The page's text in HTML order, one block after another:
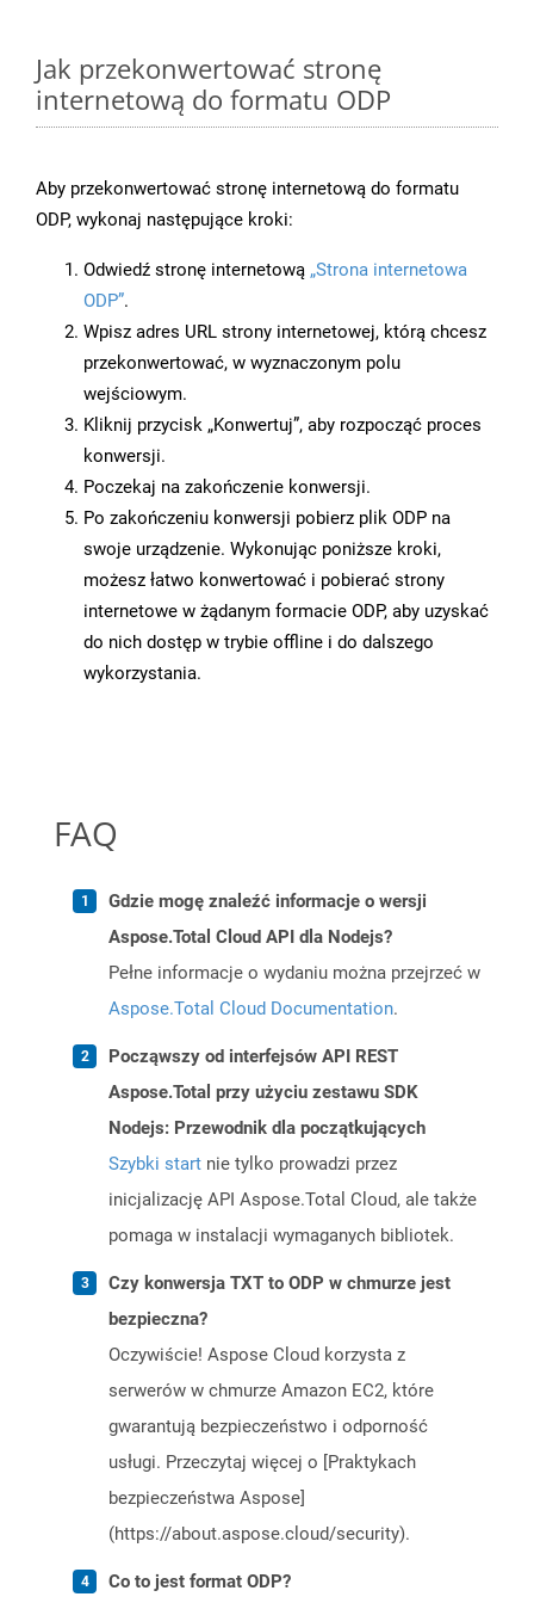
Jak przekonwertować stronę
internetową do formatu ODP
Aby przekonwertować stronę internetową do formatu
ODP, wykonaj następujące kroki:
Odwiedź stronę internetową „Strona internetowa
ODP”.
Wpisz adres URL strony internetowej, którą chcesz
przekonwertować, w wyznaczonym polu
wejściowym.
Kliknij przycisk „Konwertuj”, aby rozpocząć proces
konwersji.
Poczekaj na zakończenie konwersji.
Po zakończeniu konwersji pobierz plik ODP na
swoje urządzenie. Wykonując poniższe kroki,
możesz łatwo konwertować i pobierać strony
internetowe w żądanym formacie ODP, aby uzyskać
do nich dostęp w trybie offline i do dalszego
wykorzystania.
FAQ
Gdzie mogę znaleźć informacje o wersji
Aspose.Total Cloud API dla Nodejs?
Pełne informacje o wydaniu można przejrzeć w
Aspose.Total Cloud Documentation.
Począwszy od interfejsów API REST
Aspose.Total przy użyciu zestawu SDK
Nodejs: Przewodnik dla początkujących
Szybki start nie tylko prowadzi przez
inicjalizację API Aspose.Total Cloud, ale także
pomaga w instalacji wymaganych bibliotek.
Czy konwersja TXT to ODP w chmurze jest
bezpieczna?
Oczywiście! Aspose Cloud korzysta z
serwerów w chmurze Amazon EC2, które
gwarantują bezpieczeństwo i odporność
usługi. Przeczytaj więcej o [Praktykach
bezpieczeństwa Aspose]
(https://about.aspose.cloud/security).
Co to jest format ODP?